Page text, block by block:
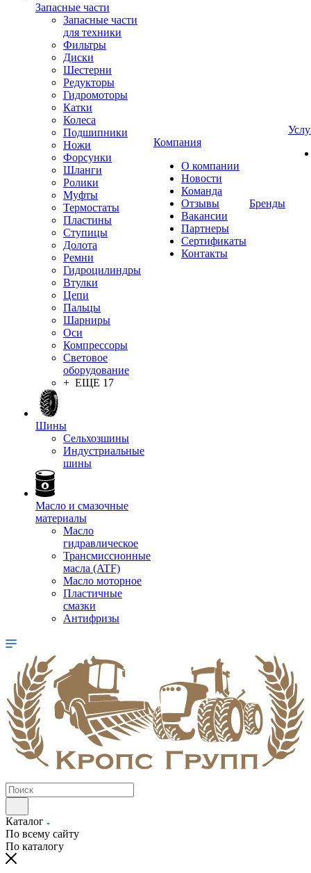
Запасные части
Запасные части
для техники
Фильтры
Диски
Шестерни
Редукторы
Гидромоторы
Катки
Колеса
Подшипники
Ножи
Форсунки
Шланги
Ролики
Муфты
Термостаты
Пластины
Ступицы
Долота
Ремни
Гидроцилиндры
Втулки
Цепи
Пальцы
Шарниры
Оси
Компрессоры
Световое
оборудование
+ ЕЩЕ 17
Шины
Сельхозшины
Индустриальные
шины
Масло и смазочные
материалы
Масло
гидравлическое
Трансмиссионные
масла (ATF)
Масло моторное
Пластичные
смазки
Антифризы
Компания
О компании
Новости
Команда
Отзывы
Вакансии
Партнеры
Сертификаты
Контакты
Бренды
Каталог
По всему сайту
По каталогу